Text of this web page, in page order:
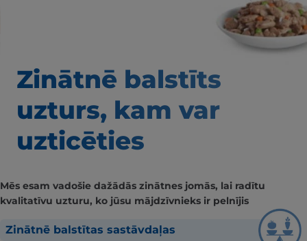
Zinātnē balstīts
uzturs, kam var
uzticēties
Mēs esam vadošie dažādās zinātnes jomās, lai radītu
kvalitatīvu uzturu, ko jūsu mājdzīvnieks ir pelnījis
Zinātnē balstītas sastāvdaļas